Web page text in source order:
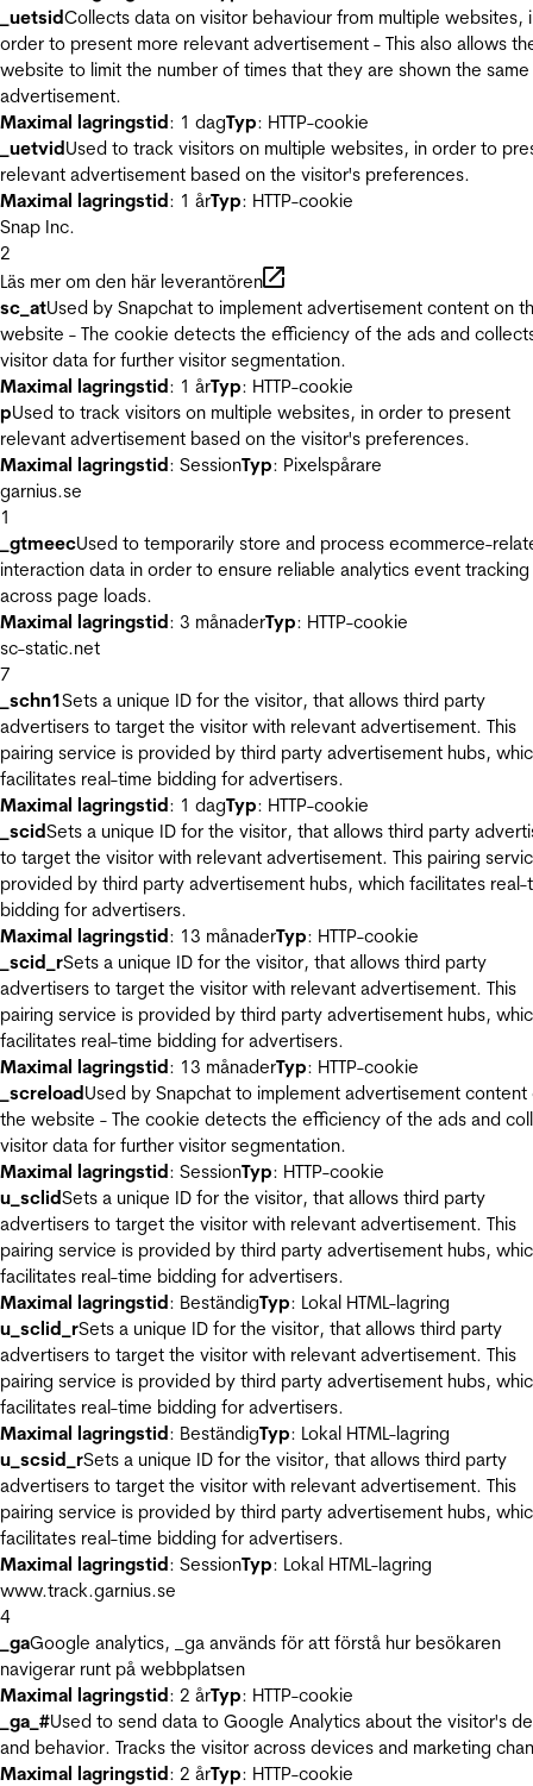
_uetsidCollects data on visitor behaviour from multiple websites,
order to present more relevant advertisement - This also allows
website to limit the number of times that they are shown the same
advertisement.
Maximal lagringstid: 1 dagTyp: HTTP-cookie
_uetvidUsed to track visitors on multiple websites, in order to
relevant advertisement based on the visitor's preferences.
Maximal lagringstid: 1 årTyp: HTTP-cookie
Snap Inc.
2
Läs mer om den här leverantören
sc_atUsed by Snapchat to implement advertisement content on
website - The cookie detects the efficiency of the ads and
visitor data for further visitor segmentation.
Maximal lagringstid: 1 årTyp: HTTP-cookie
pUsed to track visitors on multiple websites, in order to present
relevant advertisement based on the visitor's preferences.
Maximal lagringstid: SessionTyp: Pixelspårare
garnius.se
1
_gtmeecUsed to temporarily store and process ecommerce-
interaction data in order to ensure reliable analytics event tracking
across page loads.
Maximal lagringstid: 3 månaderTyp: HTTP-cookie
sc-static.net
7
_schn1Sets a unique ID for the visitor, that allows third party
advertisers to target the visitor with relevant advertisement. This
pairing service is provided by third party advertisement hubs,
facilitates real-time bidding for advertisers.
Maximal lagringstid: 1 dagTyp: HTTP-cookie
_scidSets a unique ID for the visitor, that allows third party
to target the visitor with relevant advertisement. This pairing
provided by third party advertisement hubs, which facilitates real-
bidding for advertisers.
Maximal lagringstid: 13 månaderTyp: HTTP-cookie
_scid_rSets a unique ID for the visitor, that allows third party
advertisers to target the visitor with relevant advertisement. This
pairing service is provided by third party advertisement hubs,
facilitates real-time bidding for advertisers.
Maximal lagringstid: 13 månaderTyp: HTTP-cookie
_screloadUsed by Snapchat to implement advertisement content
the website - The cookie detects the efficiency of the ads and
visitor data for further visitor segmentation.
Maximal lagringstid: SessionTyp: HTTP-cookie
u_sclidSets a unique ID for the visitor, that allows third party
advertisers to target the visitor with relevant advertisement. This
pairing service is provided by third party advertisement hubs,
facilitates real-time bidding for advertisers.
Maximal lagringstid: BeständigTyp: Lokal HTML-lagring
u_sclid_rSets a unique ID for the visitor, that allows third party
advertisers to target the visitor with relevant advertisement. This
pairing service is provided by third party advertisement hubs,
facilitates real-time bidding for advertisers.
Maximal lagringstid: BeständigTyp: Lokal HTML-lagring
u_scsid_rSets a unique ID for the visitor, that allows third party
advertisers to target the visitor with relevant advertisement. This
pairing service is provided by third party advertisement hubs,
facilitates real-time bidding for advertisers.
Maximal lagringstid: SessionTyp: Lokal HTML-lagring
www.track.garnius.se
4
_gaGoogle analytics, _ga används för att förstå hur besökaren
navigerar runt på webbplatsen
Maximal lagringstid: 2 årTyp: HTTP-cookie
_ga_#Used to send data to Google Analytics about the visitor's
and behavior. Tracks the visitor across devices and marketing
Maximal lagringstid: 2 årTyp: HTTP-cookie